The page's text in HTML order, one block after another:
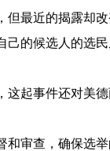
最近的揭露却改
的候选人的选
起事件还对美
审查，确保选